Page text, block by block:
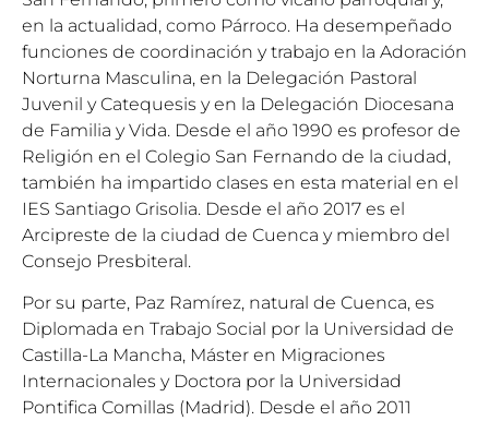
en la actualidad, como Párroco. Ha desempeñado
funciones de coordinación y trabajo en la Adoración
Norturna Masculina, en la Delegación Pastoral
Juvenil y Catequesis y en la Delegación Diocesana
de Familia y Vida. Desde el año 1990 es profesor de
Religión en el Colegio San Fernando de la ciudad,
también ha impartido clases en esta material en el
IES Santiago Grisolia. Desde el año 2017 es el
Arcipreste de la ciudad de Cuenca y miembro del
Consejo Presbiteral.
Por su parte, Paz Ramírez, natural de Cuenca, es
Diplomada en Trabajo Social por la Universidad de
Castilla-La Mancha, Máster en Migraciones
Internacionales y Doctora por la Universidad
Pontifica Comillas (Madrid). Desde el año 2011